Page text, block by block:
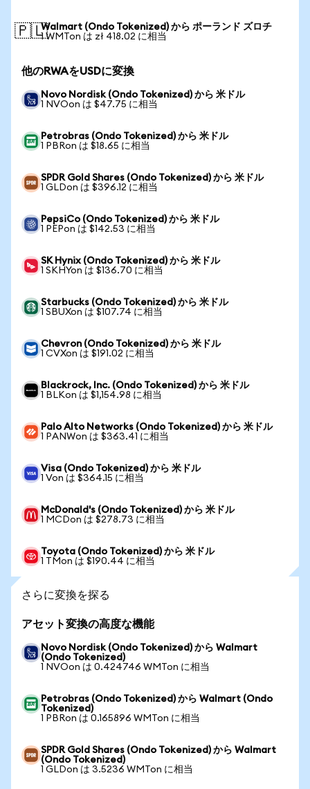
🇵🇱Walmart (Ondo Tokenized) から ポーランド ズロチ
1 WMTon は zł 418.02 に相当
他のRWAをUSDに変換
Novo Nordisk (Ondo Tokenized) から 米ドル
1 NVOon は $47.75 に相当
Petrobras (Ondo Tokenized) から 米ドル
1 PBRon は $18.65 に相当
SPDR Gold Shares (Ondo Tokenized) から 米ドル
1 GLDon は $396.12 に相当
PepsiCo (Ondo Tokenized) から 米ドル
1 PEPon は $142.53 に相当
SK Hynix (Ondo Tokenized) から 米ドル
1 SKHYon は $136.70 に相当
Starbucks (Ondo Tokenized) から 米ドル
1 SBUXon は $107.74 に相当
Chevron (Ondo Tokenized) から 米ドル
1 CVXon は $191.02 に相当
Blackrock, Inc. (Ondo Tokenized) から 米ドル
1 BLKon は $1,154.98 に相当
Palo Alto Networks (Ondo Tokenized) から 米ドル
1 PANWon は $363.41 に相当
Visa (Ondo Tokenized) から 米ドル
1 Von は $364.15 に相当
McDonald's (Ondo Tokenized) から 米ドル
1 MCDon は $278.73 に相当
Toyota (Ondo Tokenized) から 米ドル
1 TMon は $190.44 に相当
さらに変換を探る
アセット変換の高度な機能
Novo Nordisk (Ondo Tokenized) から Walmart
(Ondo Tokenized)
1 NVOon は 0.424746 WMTon に相当
Petrobras (Ondo Tokenized) から Walmart (Ondo
Tokenized)
1 PBRon は 0.165896 WMTon に相当
SPDR Gold Shares (Ondo Tokenized) から Walmart
(Ondo Tokenized)
1 GLDon は 3.5236 WMTon に相当